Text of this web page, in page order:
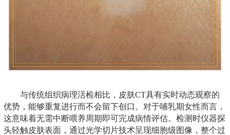
与传统组织病理活检相比，皮肤CT具有实时动态观察的
优势，能够重复进行而不会留下创口。对于哺乳期女性而言，
这意味着无需中断喂养周期即可完成病情评估。检测时仪器探
头轻触皮肤表面，通过光学切片技术呈现细胞级图像，整个过